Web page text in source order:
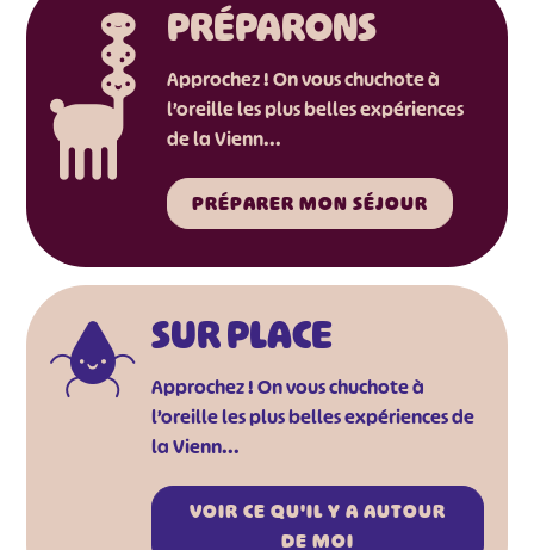
PRÉPARONS
Approchez ! On vous chuchote à
l’oreille les plus belles expériences
de la Vienn...
PRÉPARER MON SÉJOUR
SUR PLACE
Approchez ! On vous chuchote à
l’oreille les plus belles expériences de
la Vienn...
VOIR CE QU'IL Y A AUTOUR
DE MOI